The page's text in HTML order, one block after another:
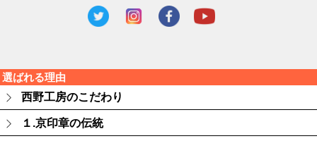
選ばれる理由
西野工房のこだわり
１.京印章の伝統